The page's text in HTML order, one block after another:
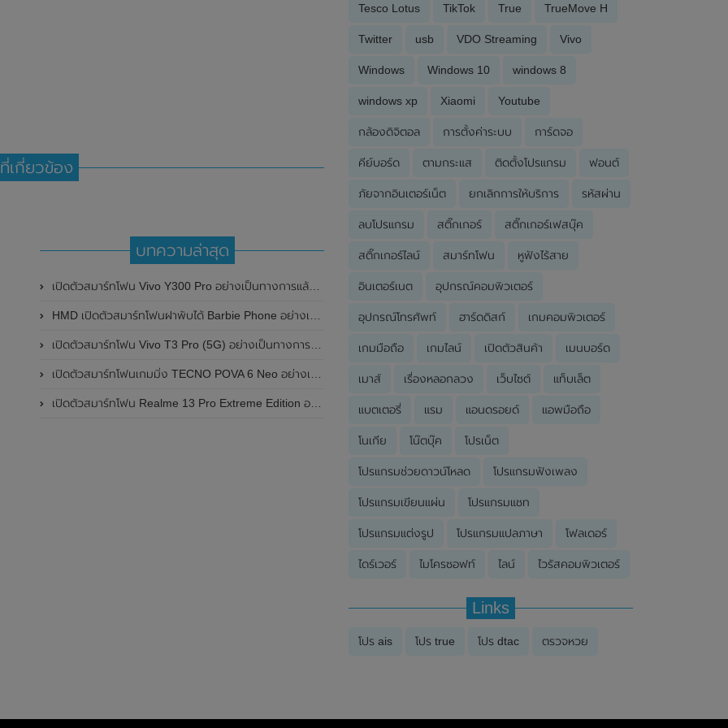
เกี่ยวข้อง
บทความล่าสุด
เปิดตัวสมาร์ทโฟน Vivo Y300 Pro อย่างเป็นทางการแล้วในประเทศจีน มาพร้อมดีไซน์พรีเมี่ยม ทนทาน และแบตเตอรี่สุดอึดขนาดใหญ่ 6,500mAh พร้อมรองรับการชาร์จไว 80W
HMD เปิดตัวสมาร์ทโฟนฝาพับได้ Barbie Phone อย่างเป็นทางการแล้ว มาพร้อมธีมสีชมพูสดใส
เปิดตัวสมาร์ทโฟน Vivo T3 Pro (5G) อย่างเป็นทางการแล้วในประเทศอินเดีย
เปิดตัวสมาร์ทโฟนเกมมิ่ง TECNO POVA 6 Neo อย่างเป็นทางการแล้วในประเทศไทย ในราคา 8,499 บาท
เปิดตัวสมาร์ทโฟน Realme 13 Pro Extreme Edition อย่างเป็นทางการแล้วในประเทศจีน
Tesco Lotus TikTok True TrueMove H
Twitter usb VDO Streaming Vivo
Windows Windows 10 windows 8
windows xp Xiaomi Youtube
กล้องดิจิตอล การตั้งค่าระบบ การ์ดจอ
คีย์บอร์ด ตามกระแส ติดตั้งโปรแกรม ฟอนต์
ภัยจากอินเตอร์เน็ต ยกเลิกการให้บริการ รหัสผ่าน
ลบโปรแกรม สติ๊กเกอร์ สติ๊กเกอร์เฟสบุ๊ค
สติ๊กเกอร์ไลน์ สมาร์ทโฟน หูฟังไร้สาย
อินเตอร์เนต อุปกรณ์คอมพิวเตอร์
อุปกรณ์โทรศัพท์ ฮาร์ดดิสก์ เกมคอมพิวเตอร์
เกมมือถือ เกมไลน์ เปิดตัวสินค้า เมนบอร์ด
เมาส์ เรื่องหลอกลวง เว็บไซต์ แท็บเล็ต
แบตเตอรี่ แรม แอนดรอยด์ แอพมือถือ
โนเกีย โน๊ตบุ๊ค โปรเน็ต
โปรแกรมช่วยดาวน์โหลด โปรแกรมฟังเพลง
โปรแกรมเขียนแผ่น โปรแกรมแชท
โปรแกรมแต่งรูป โปรแกรมแปลภาษา โฟลเดอร์
ไดร์เวอร์ ไมโครซอฟท์ ไลน์ ไวรัสคอมพิวเตอร์
Links
โปร ais โปร true โปร dtac ตรวจหวย